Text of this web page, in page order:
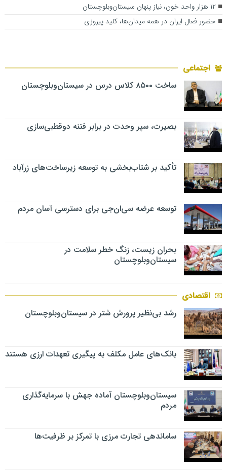
۱۲ هزار واحد خون، نیاز پنهان سیستان‌وبلوچستان
حضور فعال ایران در همه میدان‌ها، کلید پیروزی
اجتماعی
ساخت ۸۵۰۰ کلاس درس در سیستان‌وبلوچستان
بصیرت، سپر وحدت در برابر فتنه دوقطبی‌سازی
تأکید بر شتاب‌بخشی به توسعه زیرساخت‌های زرآباد
توسعه عرضه سی‌ان‌جی برای دسترسی آسان مردم
بحران زیست، زنگ خطر سلامت در
سیستان‌وبلوچستان
اقتصادی
رشد بی‌نظیر پرورش شتر در سیستان‌وبلوچستان
بانک‌های عامل مکلف به پیگیری تعهدات ارزی هستند
سیستان‌وبلوچستان آماده جهش با سرمایه‌گذاری
مردم
ساماندهی تجارت مرزی با تمرکز بر ظرفیت‌ها